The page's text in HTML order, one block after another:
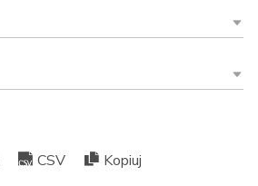
CSV
Kopiuj